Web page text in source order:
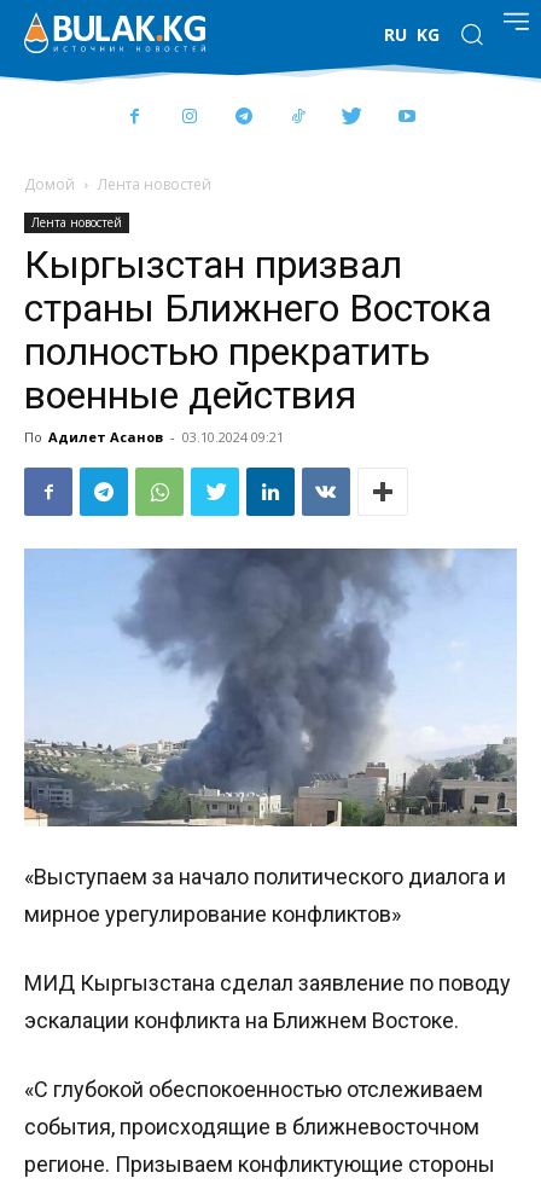
RU KG
Домой Лента новостей
Лента новостей
Кыргызстан призвал
страны Ближнего Востока
полностью прекратить
военные действия
По Адилет Асанов - 03.10.2024 09:21
«Выступаем за начало политического диалога и
мирное урегулирование конфликтов»
МИД Кыргызстана сделал заявление по поводу
эскалации конфликта на Ближнем Востоке.
«С глубокой обеспокоенностью отслеживаем
события, происходящие в ближневосточном
регионе. Призываем конфликтующие стороны